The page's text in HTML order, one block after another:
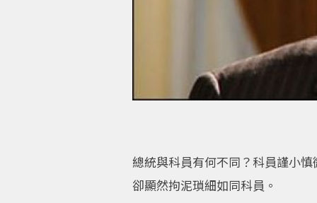
總統與科員有何不同？科員謹小
卻顯然拘泥瑣細如同科員。